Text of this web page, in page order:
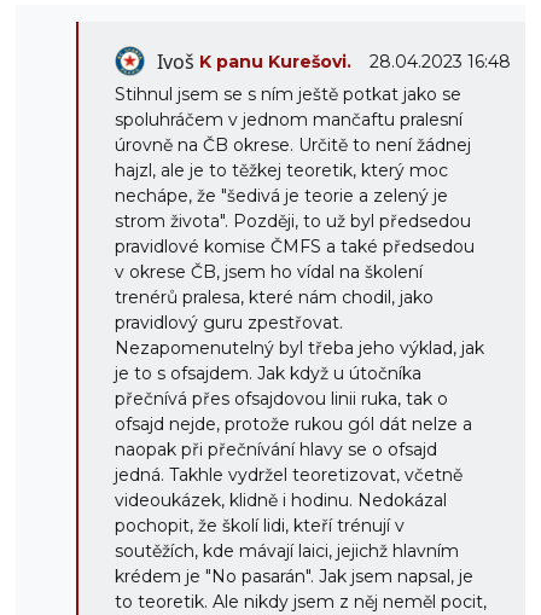
Ivoš K panu Kurešovi.
28.04.2023 16:48
Stihnul jsem se s ním ještě potkat jako se
spoluhráčem v jednom mančaftu pralesní
úrovně na ČB okrese. Určitě to není žádnej
hajzl, ale je to těžkej teoretik, který moc
nechápe, že "šedivá je teorie a zelený je
strom života". Později, to už byl předsedou
pravidlové komise ČMFS a také předsedou
v okrese ČB, jsem ho vídal na školení
trenérů pralesa, které nám chodil, jako
pravidlový guru zpestřovat.
Nezapomenutelný byl třeba jeho výklad, jak
je to s ofsajdem. Jak když u útočníka
přečnívá přes ofsajdovou linii ruka, tak o
ofsajd nejde, protože rukou gól dát nelze a
naopak při přečnívání hlavy se o ofsajd
jedná. Takhle vydržel teoretizovat, včetně
videoukázek, klidně i hodinu. Nedokázal
pochopit, že školí lidi, kteří trénují v
soutěžích, kde mávají laici, jejichž hlavním
krédem je "No pasarán". Jak jsem napsal, je
to teoretik. Ale nikdy jsem z něj neměl pocit,